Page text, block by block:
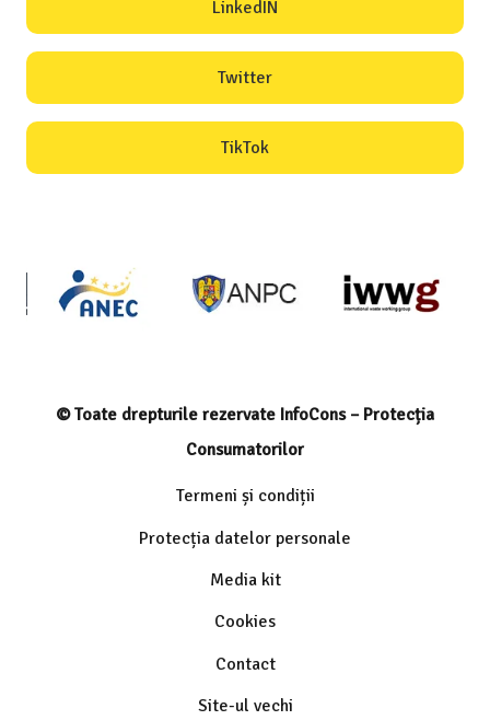
LinkedIN
Twitter
TikTok
© Toate drepturile rezervate InfoCons – Protecția
Consumatorilor
Termeni și condiții
Protecția datelor personale
Media kit
Cookies
Contact
Site-ul vechi